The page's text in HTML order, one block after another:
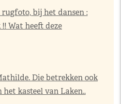
rugfoto, bij het dansen :
Wat heeft deze
Die betrekken ook
kasteel van Laken..